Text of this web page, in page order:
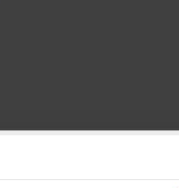
von nur wenigen Bedienelementen
lässt sich präzise in 10-mV- bzw. 1-